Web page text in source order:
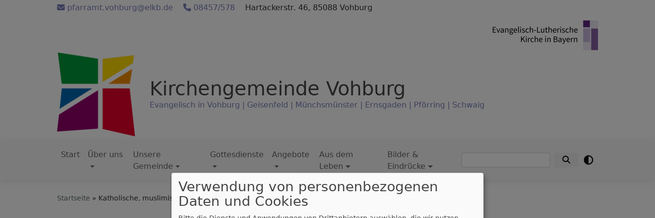
pfarramt.vohburg@elkb.de 08457/578 Hartackerstr. 46, 85088 Vohburg
Kirchengemeinde Vohburg
Evangelisch in Vohburg | Geisenfeld | Münchsmünster | Ernsgaden | Pförring | Schwaig
Hauptnavigation
Start Über uns
Unsere
Gemeinde
Gottesdienste Angebote
Aus dem
Leben
Bilder &
Eindrücke
Startseite Katholische, muslimische und evangelische Frauen treffen sich im Evangelischen Gemeindehaus in Vohburg
Verwendung von personenbezogenen
Daten und Cookies